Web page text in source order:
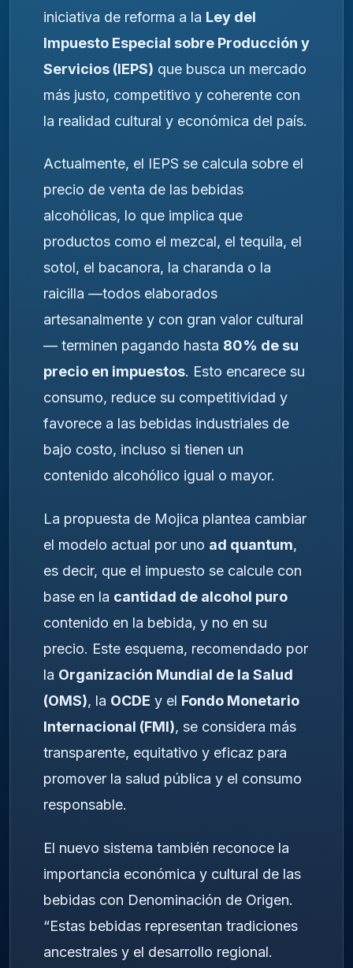
iniciativa de reforma a la Ley del
Impuesto Especial sobre Producción y
Servicios (IEPS) que busca un mercado
más justo, competitivo y coherente con
la realidad cultural y económica del país.
Actualmente, el IEPS se calcula sobre el
precio de venta de las bebidas
alcohólicas, lo que implica que
productos como el mezcal, el tequila, el
sotol, el bacanora, la charanda o la
raicilla —todos elaborados
artesanalmente y con gran valor cultural
— terminen pagando hasta 80% de su
precio en impuestos. Esto encarece su
consumo, reduce su competitividad y
favorece a las bebidas industriales de
bajo costo, incluso si tienen un
contenido alcohólico igual o mayor.
La propuesta de Mojica plantea cambiar
el modelo actual por uno ad quantum,
es decir, que el impuesto se calcule con
base en la cantidad de alcohol puro
contenido en la bebida, y no en su
precio. Este esquema, recomendado por
la Organización Mundial de la Salud
(OMS), la OCDE y el Fondo Monetario
Internacional (FMI), se considera más
transparente, equitativo y eficaz para
promover la salud pública y el consumo
responsable.
El nuevo sistema también reconoce la
importancia económica y cultural de las
bebidas con Denominación de Origen.
“Estas bebidas representan tradiciones
ancestrales y el desarrollo regional.